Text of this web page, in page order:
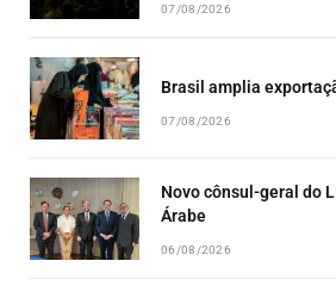
07/08/2026
Brasil amplia
07/08/2026
Novo cônsul-geral do
Árabe
06/08/2026